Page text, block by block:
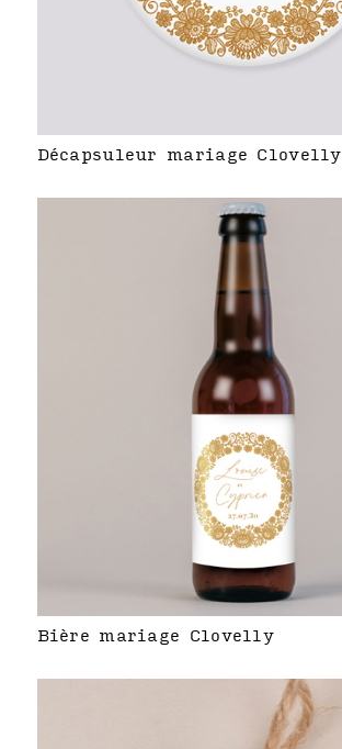
Décapsuleur mariage Clovelly
Bière mariage Clovelly